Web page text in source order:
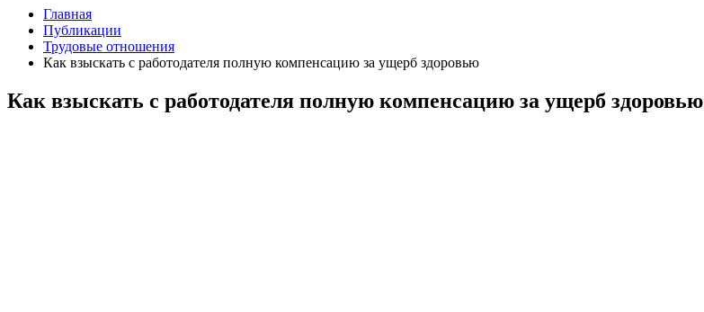
Главная
Публикации
Трудовые отношения
Как взыскать с работодателя полную компенсацию за ущерб здоровью
Как взыскать с работодателя полную компенсацию за ущерб здоровью